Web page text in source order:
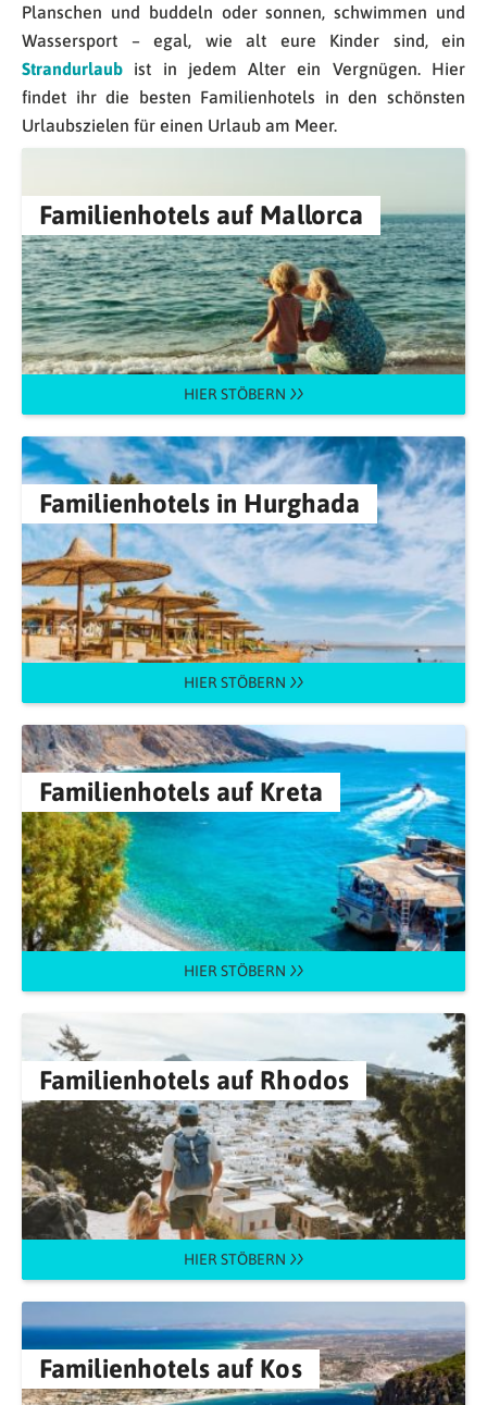
Planschen und buddeln oder sonnen, schwimmen und
Wassersport – egal, wie alt eure Kinder sind, ein
Strandurlaub ist in jedem Alter ein Vergnügen. Hier
findet ihr die besten Familienhotels in den schönsten
Urlaubszielen für einen Urlaub am Meer.
Familienhotels auf Mallorca
HIER STÖBERN
Familienhotels in Hurghada
HIER STÖBERN
Familienhotels auf Kreta
HIER STÖBERN
Familienhotels auf Rhodos
HIER STÖBERN
Familienhotels auf Kos